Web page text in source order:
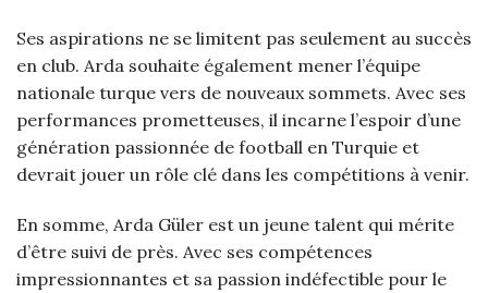
Ses aspirations ne se limitent pas seulement au succès
en club. Arda souhaite également mener l’équipe
nationale turque vers de nouveaux sommets. Avec ses
performances prometteuses, il incarne l’espoir d’une
génération passionnée de football en Turquie et
devrait jouer un rôle clé dans les compétitions à venir.
En somme, Arda Güler est un jeune talent qui mérite
d’être suivi de près. Avec ses compétences
impressionnantes et sa passion indéfectible pour le